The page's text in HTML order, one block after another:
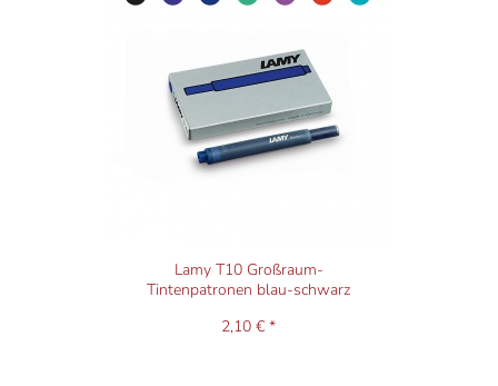
Lamy T10 Großraum-
Tintenpatronen blau-schwarz
2,10 € *